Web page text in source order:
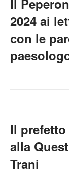
Il
2024 ai
con le
Il
alla
Trani